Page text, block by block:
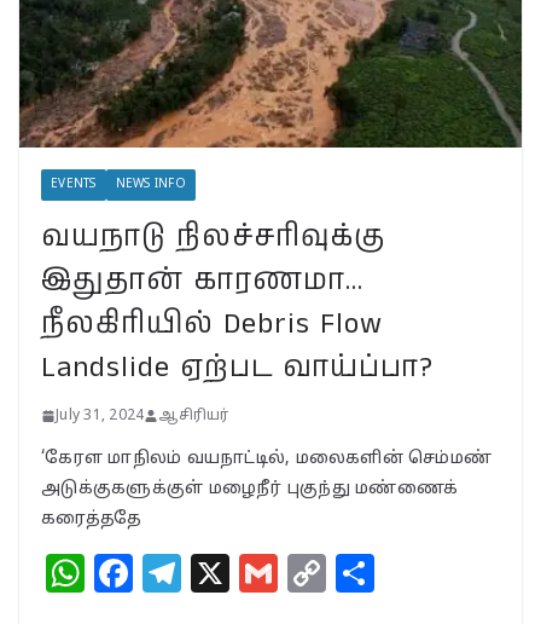
July 31, 2024
BSNLக்கு மாறும் மக்கள்;
பா.ஜ.க. புத்துயிர் அளிக்குமா…
இறுதி உயிர்த் துடிப்பையும்
தென்னிந்தியாவின்
முகமாகிறாரா பிரியங்கா?
காங்கிரஸ் வியூகம் என்ன?
November 23, 2024
EVENTS NEWS INFO
வயநாடு நிலச்சரிவுக்கு
இதுதான் காரணமா…
நீலகிரியில் Debris Flow
Landslide ஏற்பட வாய்ப்பா?
July 31, 2024 ஆசிரியர்
‘கேரள மாநிலம் வயநாட்டில், மலைகளின் செம்மண்
அடுக்குகளுக்குள் மழைநீர் புகுந்து மண்ணைக்
கரைத்ததே
W F
T
X
G
C